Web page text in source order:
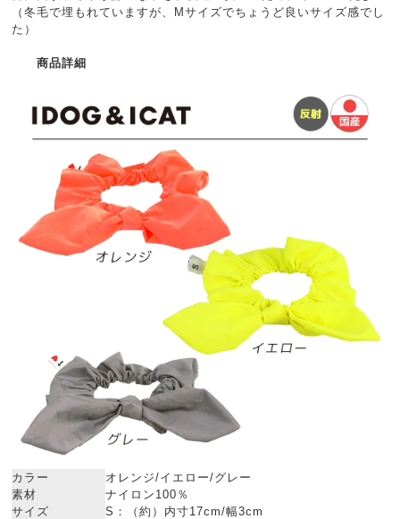
（冬毛で埋もれていますが、Mサイズでちょうど良いサイズ感でし
た）
商品詳細
カラー
オレンジ/イエロー/グレー
素材
ナイロン100％
サイズ
S：（約）内寸17cm/幅3cm